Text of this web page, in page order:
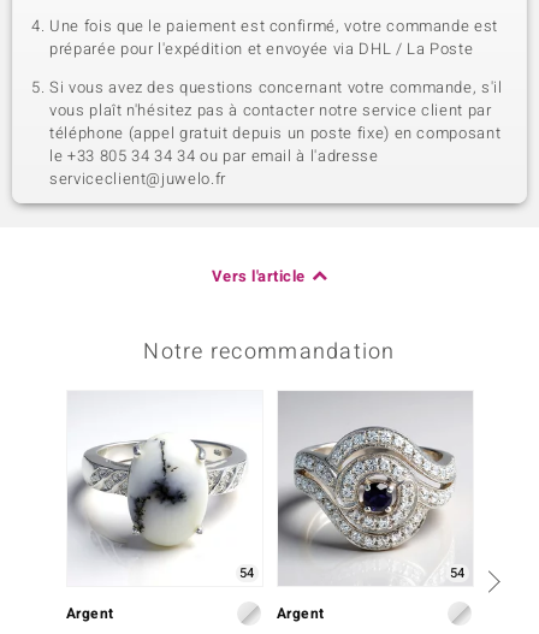
Une fois que le paiement est confirmé, votre commande est
préparée pour l'expédition et envoyée via DHL / La Poste
Si vous avez des questions concernant votre commande, s'il
vous plaît n'hésitez pas à contacter notre service client par
téléphone (appel gratuit depuis un poste fixe) en composant
le +33 805 34 34 34 ou par email à l'adresse
serviceclient@juwelo.fr
Vers l'article
Notre recommandation
54
Argent
54
Argent